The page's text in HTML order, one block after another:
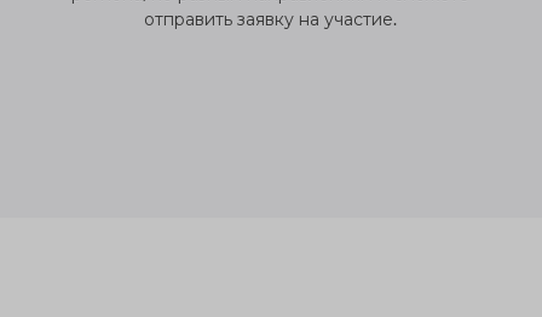
отправить заявку на участие.